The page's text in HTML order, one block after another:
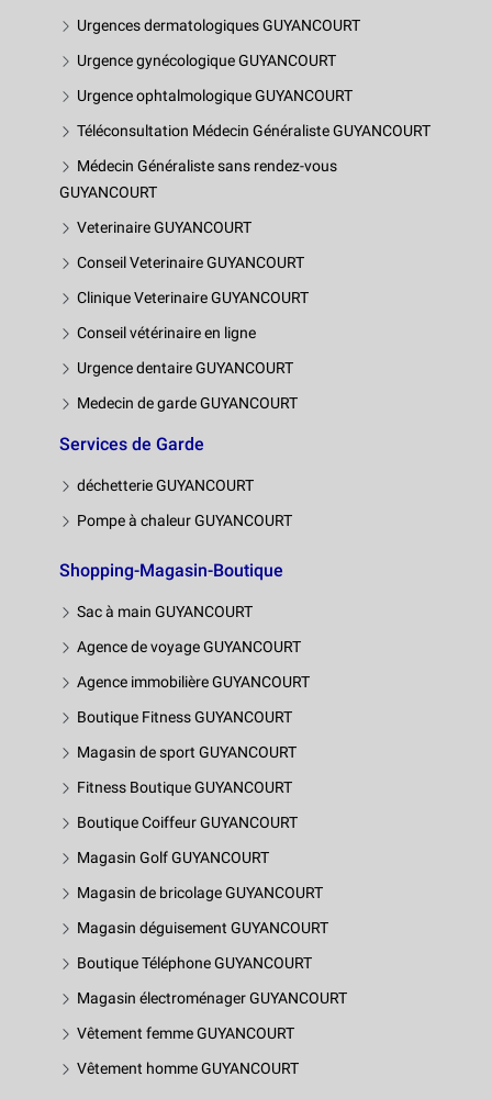
Urgences dermatologiques GUYANCOURT
Urgence gynécologique GUYANCOURT
Urgence ophtalmologique GUYANCOURT
Téléconsultation Médecin Généraliste GUYANCOURT
Médecin Généraliste sans rendez-vous
GUYANCOURT
Veterinaire GUYANCOURT
Conseil Veterinaire GUYANCOURT
Clinique Veterinaire GUYANCOURT
Conseil vétérinaire en ligne
Urgence dentaire GUYANCOURT
Medecin de garde GUYANCOURT
Services de Garde
déchetterie GUYANCOURT
Pompe à chaleur GUYANCOURT
Shopping-Magasin-Boutique
Sac à main GUYANCOURT
Agence de voyage GUYANCOURT
Agence immobilière GUYANCOURT
Boutique Fitness GUYANCOURT
Magasin de sport GUYANCOURT
Fitness Boutique GUYANCOURT
Boutique Coiffeur GUYANCOURT
Magasin Golf GUYANCOURT
Magasin de bricolage GUYANCOURT
Magasin déguisement GUYANCOURT
Boutique Téléphone GUYANCOURT
Magasin électroménager GUYANCOURT
Vêtement femme GUYANCOURT
Vêtement homme GUYANCOURT